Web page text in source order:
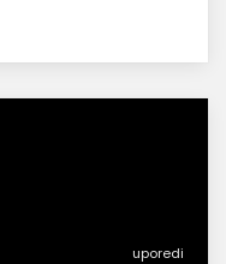
uporedi